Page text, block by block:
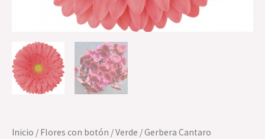
Inicio / Flores con botón /Verde / Gerbera Cantaro